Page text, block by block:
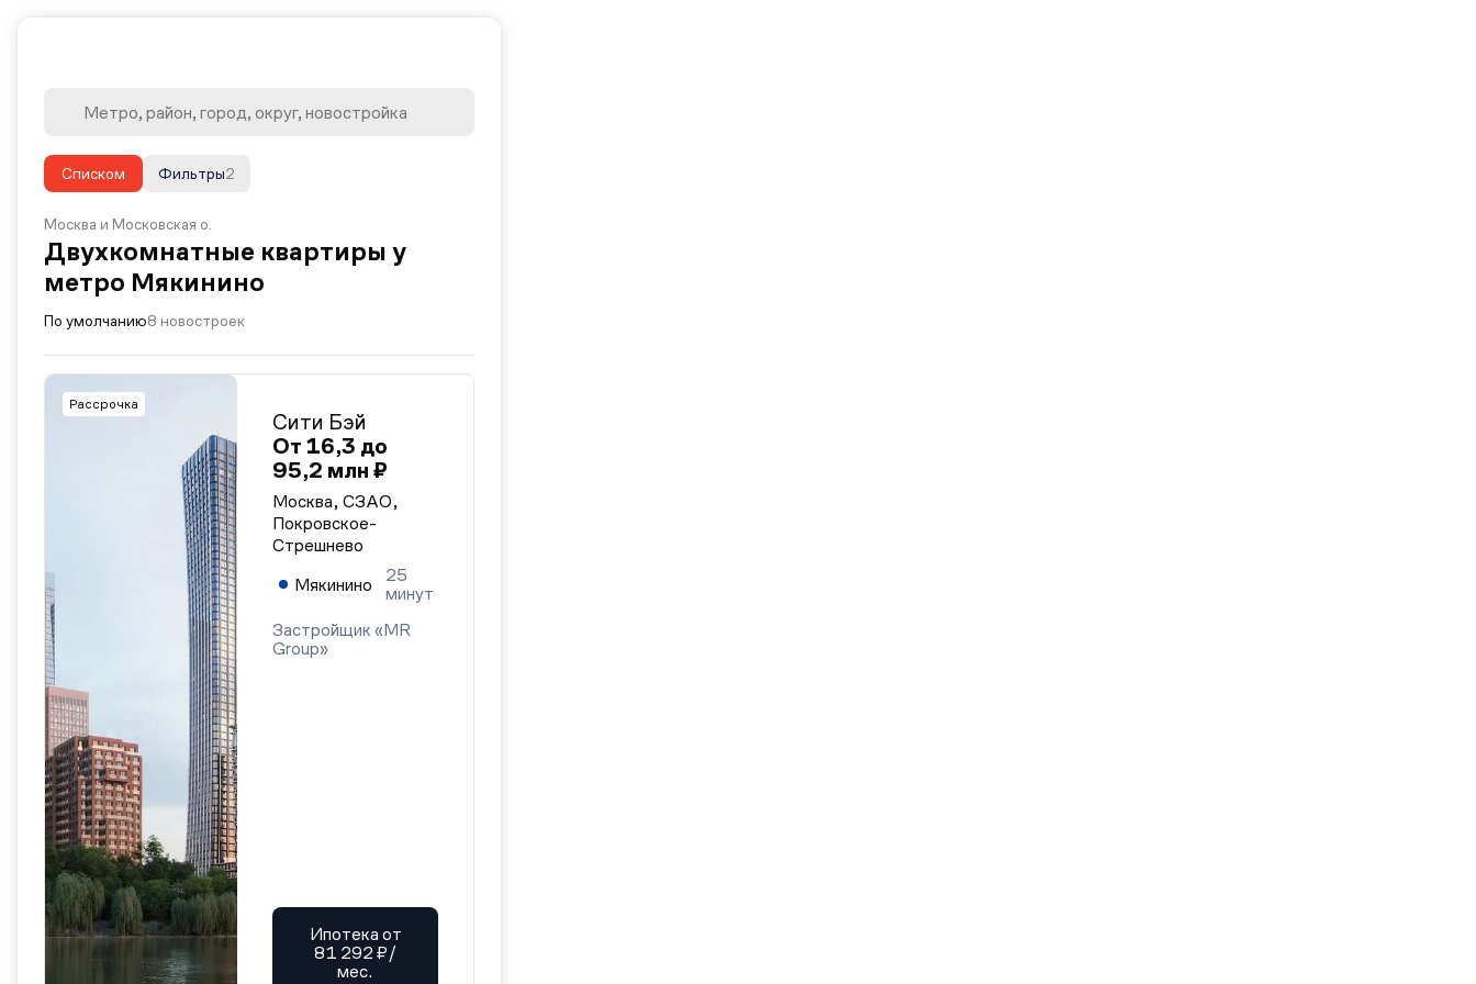
Списком 2
Фильтры
Москва и Московская о.
Двухкомнатные квартиры у
метро Мякинино
По умолчанию8 новостроек
Рассрочка
Сити Бэй
От 16,3 до
95,2 млн ₽
Москва, СЗАО,
Покровское-
Стрешнево
Мякинино
25
минут
Застройщик «MR
Group»
Ипотека от
81 292 ₽/
мес.